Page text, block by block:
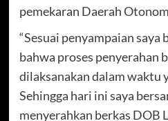
pemekaran Daerah
“Sesuai penyampaian saya
bahwa proses penyerahan
dilaksanakan dalam waktu
Sehingga hari ini saya
menyerahkan berkas DOB